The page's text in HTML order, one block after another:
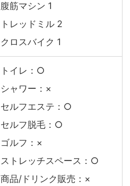
腹筋マシン 1
トレッドミル 2
クロスバイク 1
トイレ：○
シャワー：×
セルフエステ：○
セルフ脱毛：○
ゴルフ：×
ストレッチスペース：○
商品/ドリンク販売：×